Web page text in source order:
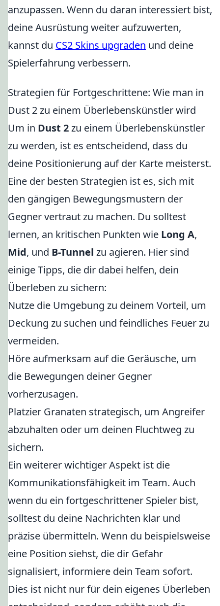
anzupassen. Wenn du daran interessiert bist,
deine Ausrüstung weiter aufzuwerten,
kannst du CS2 Skins upgraden und deine
Spielerfahrung verbessern.
Strategien für Fortgeschrittene: Wie man in
Dust 2 zu einem Überlebenskünstler wird
Um in Dust 2zu einem Überlebenskünstler
zu werden, ist es entscheidend, dass du
deine Positionierung auf der Karte meisterst.
Eine der besten Strategien ist es, sich mit
den gängigen Bewegungsmustern der
Gegner vertraut zu machen. Du solltest
lernen, an kritischen Punkten wie Long A,
Mid, und B-Tunnel zu agieren. Hier sind
einige Tipps, die dir dabei helfen, dein
Überleben zu sichern:
Nutze die Umgebung zu deinem Vorteil, um
Deckung zu suchen und feindliches Feuer zu
vermeiden.
Höre aufmerksam auf die Geräusche, um
die Bewegungen deiner Gegner
vorherzusagen.
Platzier Granaten strategisch, um Angreifer
abzuhalten oder um deinen Fluchtweg zu
sichern.
Ein weiterer wichtiger Aspekt ist die
Kommunikationsfähigkeit im Team. Auch
wenn du ein fortgeschrittener Spieler bist,
solltest du deine Nachrichten klar und
präzise übermitteln. Wenn du beispielsweise
eine Position siehst, die dir Gefahr
signalisiert, informiere dein Team sofort.
Dies ist nicht nur für dein eigenes Überleben